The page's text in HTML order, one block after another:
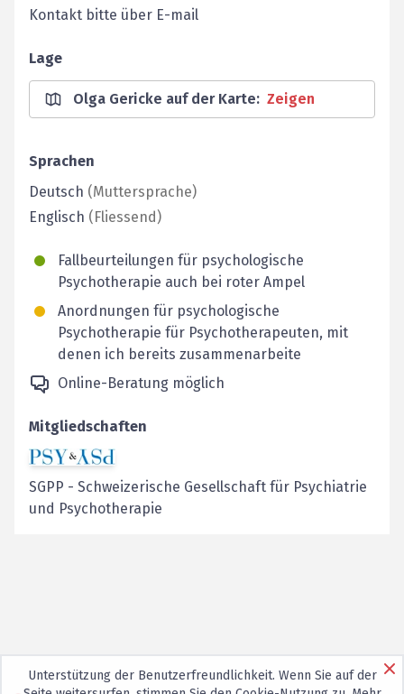
Kontakt bitte über E-mail
Lage
Olga Gericke auf der Karte: Zeigen
Sprachen
Deutsch (Muttersprache)
Englisch (Fliessend)
Fallbeurteilungen für psychologische
Psychotherapie auch bei roter Ampel
Anordnungen für psychologische
Psychotherapie für Psychotherapeuten, mit
denen ich bereits zusammenarbeite
Online-Beratung möglich
Mitgliedschaften
SGPP - Schweizerische Gesellschaft für Psychiatrie
und Psychotherapie
Unterstützung der Benutzerfreundlichkeit. Wenn Sie auf der